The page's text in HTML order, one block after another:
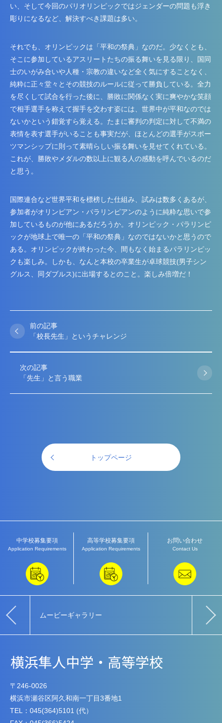
い、そして今回のパリオリンピックではジェンダーの問題も浮き
彫りになるなど、解決すべき課題は多い。
それでも、オリンピックは「平和の祭典」なのだ。少なくとも、
そこに参加しているアスリートたちの振る舞いを見る限り、国同
士のいがみ合いや人種・宗教の違いなど全く気にすることなく、
純粋に正々堂々とその競技のルールに従って勝負している。全力
を尽くして試合を行った後に、勝敗に関係なく実に爽やかな笑顔
で相手選手を称えて握手を交わす姿には、世界中が平和なのでは
ないかという錯覚すら覚える。たまに審判の判定に対して不満の
表情を表す選手がいることも事実だが、ほとんどの選手がスポー
ツマンシップに則って素晴らしい振る舞いを見せてくれている。
これが、勝敗やメダルの数以上に観る人の感動を呼んでいるのだ
と思う。
国際連合など世界平和を標榜した仕組み、試みは数多くあるが、
参加者がオリンピアン・パラリンピアンのように純粋な思いで参
加しているものが他にあるだろうか。オリンピック・パラリンピ
ックが地球上で唯一の「平和の祭典」なのではないかと思うので
ある。オリンピックが終わった今、間もなく始まるパラリンピッ
クも楽しみ。しかも、なんと本校の卒業生が卓球競技(男子シン
グルス、同ダブルス)に出場するとのこと。楽しみ倍増だ！
前の記事
「校長先生」というチャレンジ
次の記事
「先生」と言う職業
トップページ
中学校募集要項
Application Requirements
高等学校募集要項
Application Requirements
お問い合わせ
Contact Us
ムービーギャラリー 教育
〒246-0026
横浜市瀬谷区阿久和南一丁目3番地1
TEL：045(364)5101 (代）